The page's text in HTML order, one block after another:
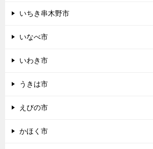
いちき串木野市
いなべ市
いわき市
うきは市
えびの市
かほく市